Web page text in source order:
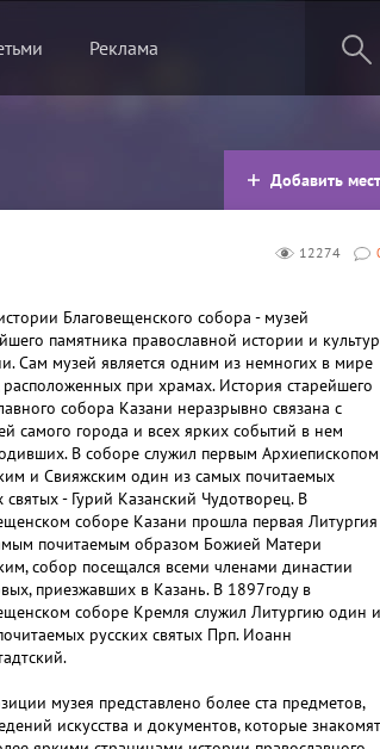
Реклама
Добавить
12274
Благовещенского собора - музей
памятника православной истории и
Сам музей является одним из немногих в мире
расположенных при храмах. История старейшего
собора Казани неразрывно связана с
самого города и всех ярких событий в нем
В соборе служил первым Архиепископом
и Свияжским один из самых почитаемых
святых - Гурий Казанский Чудотворец. В
соборе Казани прошла первая Литургия
почитаемым образом Божией Матери
собор посещался всеми членами династии
приезжавших в Казань. В 1897году в
соборе Кремля служил Литургию один
русских святых Прп. Иоанн
музея представлено более ста предметов,
искусства и документов, которые знакомят